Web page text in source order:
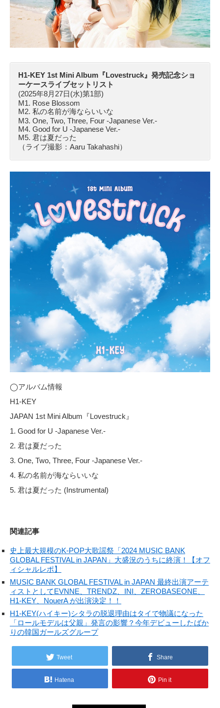
H1-KEY 1st Mini Album『Lovestruck』発売記念ショ
ーケースライブセットリスト
(2025年8月27日(水)第1部)
M1. Rose Blossom
M2. 私の名前が海ならいいな
M3. One, Two, Three, Four -Japanese Ver.-
M4. Good for U -Japanese Ver.-
M5. 君は夏だった
（ライブ撮影：Aaru Takahashi）
◯アルバム情報
H1-KEY
JAPAN 1st Mini Album『Lovestruck』
1. Good for U -Japanese Ver.-
2. 君は夏だった
3. One, Two, Three, Four -Japanese Ver.-
4. 私の名前が海ならいいな
5. 君は夏だった (Instrumental)
関連記事
史上最大規模のK-POP大歌謡祭「2024 MUSIC BANK
GLOBAL FESTIVAL in JAPAN」大盛況のうちに終演！【オフ
ィシャルレポ】
MUSIC BANK GLOBAL FESTIVAL in JAPAN 最終出演アーテ
ィストとしてEVNNE、TRENDZ、INI、ZEROBASEONE、
H1-KEY、NouerA が出演決定！！
H1-KEY(ハイキー)シタラの脱退理由はタイで物議になった
「ロールモデルは父親」発言の影響？今年デビューしたばか
りの韓国ガールズグループ
Tweet Share
Hatena Pin it